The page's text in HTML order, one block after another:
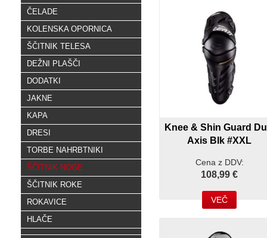
ČELADE
KOLENSKA OPORNICA
ŠČITNIK TELESA
DEŽNI PLAŠČI
DODATKI
JAKNE
KAPA
DRESI
TORBE NAHRBTNIKI
ŠČITNIK NOGE
ŠČITNIK ROKE
ROKAVICE
HLAČE
Knee & Shin Guard
Axis Blk #XXL
Cena z DDV:
108,99 €
VEČ